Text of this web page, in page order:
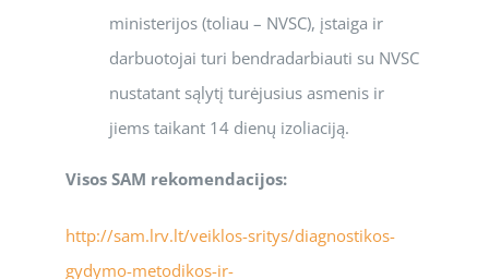
ministerijos (toliau – NVSC), įstaiga ir
darbuotojai turi bendradarbiauti su NVSC
nustatant sąlytį turėjusius asmenis ir
jiems taikant 14 dienų izoliaciją.
Visos SAM rekomendacijos:
http://sam.lrv.lt/veiklos-sritys/diagnostikos-
gydymo-metodikos-ir-